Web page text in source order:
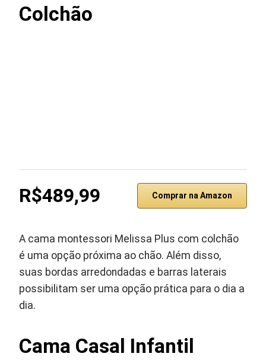
Colchão
R$489,99 Comprar na Amazon
A cama montessori Melissa Plus com colchão
é uma opção próxima ao chão. Além disso,
suas bordas arredondadas e barras laterais
possibilitam ser uma opção prática para o dia a
dia.
Cama Casal Infantil